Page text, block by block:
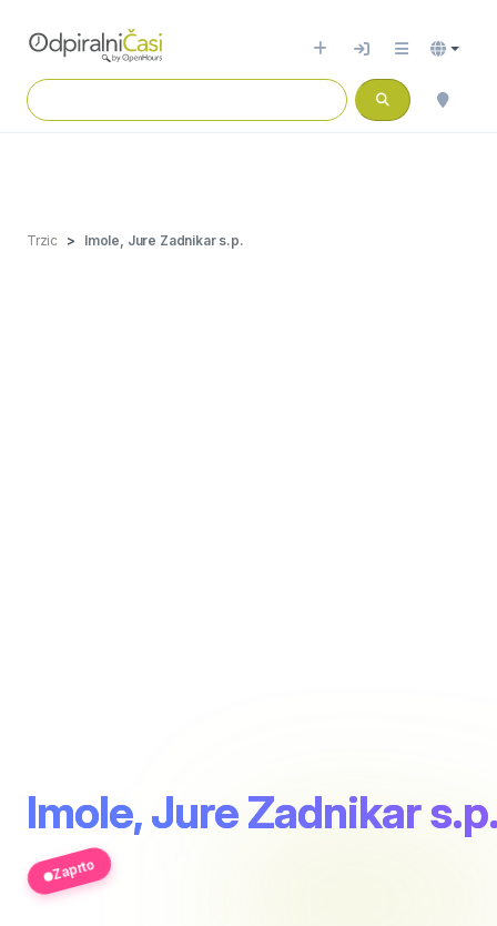
Trzic Imole, Jure Zadnikar s.p.
Imole, Jure Zadnikar
Zaprto